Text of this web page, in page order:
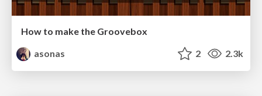
How to make the Groovebox
asonas
2 2.3k